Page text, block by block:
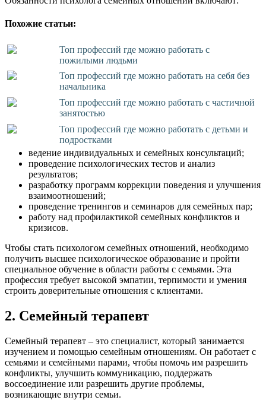
Похожие статьи:
Топ профессий где можно работать с
пожилыми людьми
Топ профессий где можно работать на себя без
начальника
Топ профессий где можно работать с частичной
занятостью
Топ профессий где можно работать с детьми и
подростками
ведение индивидуальных и семейных консультаций;
проведение психологических тестов и анализ
результатов;
разработку программ коррекции поведения и улучшения
взаимоотношений;
проведение тренингов и семинаров для семейных пар;
работу над профилактикой семейных конфликтов и
кризисов.
Чтобы стать психологом семейных отношений, необходимо
получить высшее психологическое образование и пройти
специальное обучение в области работы с семьями. Эта
профессия требует высокой эмпатии, терпимости и умения
строить доверительные отношения с клиентами.
2. Семейный терапевт
Семейный терапевт – это специалист, который занимается
изучением и помощью семейным отношениям. Он работает с
семьями и семейными парами, чтобы помочь им разрешить
конфликты, улучшить коммуникацию, поддержать
воссоединение или разрешить другие проблемы,
возникающие внутри семьи.